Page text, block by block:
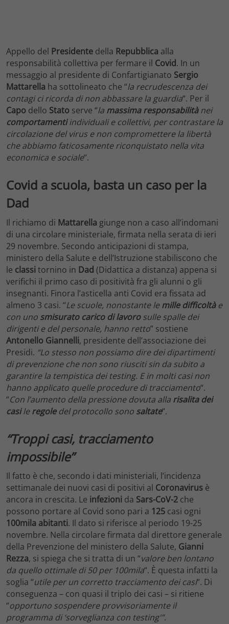
Appello del Presidente della Repubblica alla
responsabilità collettiva per fermare il Covid. In un
messaggio al presidente di Confartigianato Sergio
Mattarella ha sottolineato che “la recrudescenza dei
contagi ci ricorda di non abbassare la guardia“. Per il
Capo dello Stato serve “la massima responsabilitànei
comportamentiindividuali e collettivi, per contrastare la
circolazione del virus e non compromettere la libertà
che abbiamo faticosamente riconquistato nella vita
economica e sociale“.
Covid a scuola, basta un caso per la
Dad
Il richiamo di Mattarella giunge non a caso all’indomani
di una circolare ministeriale, firmata nella serata di ieri
29 novembre. Secondo anticipazioni di stampa,
ministero della Salute e dell’Istruzione stabiliscono che
le classitornino in Dad (Didattica a distanza) appena si
verifichi il primo caso di positività fra gli alunni o gli
insegnanti. Finora l’asticella anti Covid era fissata ad
almeno 3 casi. “Le scuole, nonostante lemille difficoltàe
con uno smisurato carico di lavorosulle spalle dei
dirigenti e del personale, hanno retto” sostiene
Antonello Giannelli, presidente dell’associazione dei
Presidi. “Lo stesso non possiamo dire dei dipartimenti
di prevenzione che non sono riusciti sin da subito a
garantire la tempistica dei testing. E in molti casi non
hanno applicato quelle procedure di tracciamento“.
“Con l’aumento della pressione dovuta alla risalita dei
casileregoledel protocollo sono saltate“.
“Troppi casi, tracciamento
impossibile”
Il fatto è che, secondo i dati ministeriali, l’incidenza
settimanale dei nuovi casi di positivi al Coronavirus è
ancora in crescita. Le infezioni da Sars-CoV-2 che
possono portare al Covid sono pari a 125 casi ogni
100mila abitanti. Il dato si riferisce al periodo 19-25
novembre. Nella circolare firmata dal direttore generale
della Prevenzione del ministero della Salute, Gianni
Rezza, si spiega che si tratta di un “valore ben lontano
da quello ottimale di 50 per 100mila“. È questa infatti la
soglia “utile per un corretto tracciamento dei casi“. Di
conseguenza – con quasi il triplo dei casi – si ritiene
“opportuno sospendere provvisoriamente il
programma di ‘sorveglianza con testing'”.